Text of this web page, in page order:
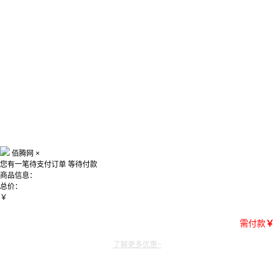
佰腾网 ×
您有一笔待支付订单 等待付款
商品信息：
总价：
￥
需付款￥
了解更多优惠~